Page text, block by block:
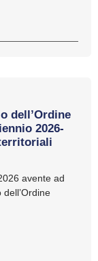
dell’Ordine
2026-
avente ad